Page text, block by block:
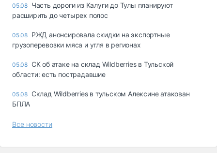
05.08 Часть дороги из Калуги до Тулы планируют
расширить до четырех полос
05.08 РЖД анонсировала скидки на экспортные
грузоперевозки мяса и угля в регионах
05.08 СК об атаке на склад Wildberries в Тульской
области: есть пострадавшие
05.08 Склад Wildberries в тульском Алексине атакован
БПЛА
Все новости